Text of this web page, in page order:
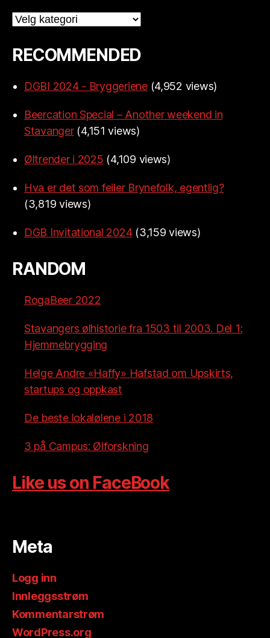
Categories
RECOMMENDED
DGBI 2024 - Bryggeriene (4,952 views)
Beercation Special – Another weekend in
Stavanger (4,151 views)
Øltrender i 2025 (4,109 views)
Hva er det som feiler Brynefolk, egentlig?
(3,819 views)
DGB Invitational 2024 (3,159 views)
RANDOM
RogaBeer 2022
Stavangers ølhistorie fra 1503 til 2003. Del 1:
Hjemmebrygging
Helge Andre «Haffy» Hafstad om Upskirts,
startups og oppkast
De beste lokalølene i 2018
3 på Campus: Ølforskning
Like us on FaceBook
Meta
Logg inn
Innleggsstrøm
Kommentarstrøm
WordPress.org